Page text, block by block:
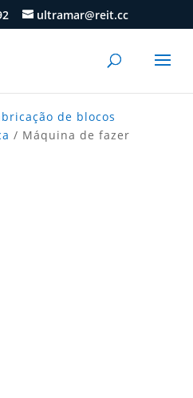
ultramar@reit.cc
de blocos
/ Máquina de fazer